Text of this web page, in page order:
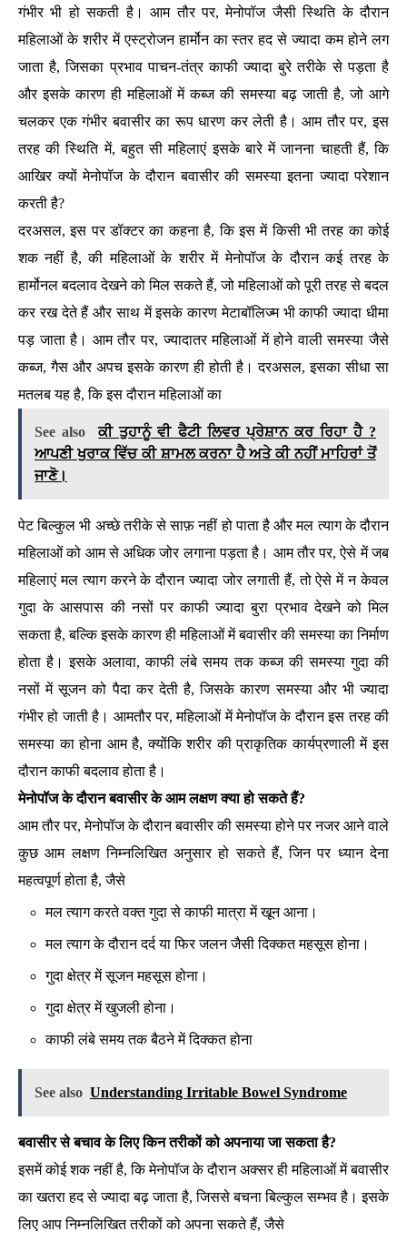
गंभीर भी हो सकती है। आम तौर पर, मेनोपॉज जैसी स्थिति के दौरान
महिलाओं के शरीर में एस्ट्रोजन हार्मोन का स्तर हद से ज्यादा कम होने लग
जाता है, जिसका प्रभाव पाचन-तंत्र काफी ज्यादा बुरे तरीके से पड़ता है
और इसके कारण ही महिलाओं में कब्ज की समस्या बढ़ जाती है, जो आगे
चलकर एक गंभीर बवासीर का रूप धारण कर लेती है। आम तौर पर, इस
तरह की स्थिति में, बहुत सी महिलाएं इसके बारे में जानना चाहती हैं, कि
आखिर क्यों मेनोपॉज के दौरान बवासीर की समस्या इतना ज्यादा परेशान
करती है?
दरअसल, इस पर डॉक्टर का कहना है, कि इस में किसी भी तरह का कोई
शक नहीं है, की महिलाओं के शरीर में मेनोपॉज के दौरान कई तरह के
हार्मोनल बदलाव देखने को मिल सकते हैं, जो महिलाओं को पूरी तरह से बदल
कर रख देते हैं और साथ में इसके कारण मेटाबॉलिज्म भी काफी ज्यादा धीमा
पड़ जाता है। आम तौर पर, ज्यादातर महिलाओं में होने वाली समस्या जैसे
कब्ज, गैस और अपच इसके कारण ही होती है। दरअसल, इसका सीधा सा
मतलब यह है, कि इस दौरान महिलाओं का
See also
ਕੀ ਤੁਹਾਨੂੰ ਵੀ ਫੈਟੀ ਲਿਵਰ ਪ੍ਰੇਸ਼ਾਨ ਕਰ ਰਿਹਾ ਹੈ ?
ਆਪਣੀ ਖੁਰਾਕ ਵਿੱਚ ਕੀ ਸ਼ਾਮਲ ਕਰਨਾ ਹੈ ਅਤੇ ਕੀ ਨਹੀਂ ਮਾਹਿਰਾਂ ਤੋਂ
ਜਾਣੋ।
पेट बिल्कुल भी अच्छे तरीके से साफ़ नहीं हो पाता है और मल त्याग के दौरान
महिलाओं को आम से अधिक जोर लगाना पड़ता है। आम तौर पर, ऐसे में जब
महिलाएं मल त्याग करने के दौरान ज्यादा जोर लगाती हैं, तो ऐसे में न केवल
गुदा के आसपास की नसों पर काफी ज्यादा बुरा प्रभाव देखने को मिल
सकता है, बल्कि इसके कारण ही महिलाओं में बवासीर की समस्या का निर्माण
होता है। इसके अलावा, काफी लंबे समय तक कब्ज की समस्या गुदा की
नसों में सूजन को पैदा कर देती है, जिसके कारण समस्या और भी ज्यादा
गंभीर हो जाती है। आमतौर पर, महिलाओं में मेनोपॉज के दौरान इस तरह की
समस्या का होना आम है, क्योंकि शरीर की प्राकृतिक कार्यप्रणाली में इस
दौरान काफी बदलाव होता है।
मेनोपॉज के दौरान बवासीर के आम लक्षण क्या हो सकते हैं?
आम तौर पर, मेनोपॉज के दौरान बवासीर की समस्या होने पर नजर आने वाले
कुछ आम लक्षण निम्नलिखित अनुसार हो सकते हैं, जिन पर ध्यान देना
महत्वपूर्ण होता है, जैसे
मल त्याग करते वक्त गुदा से काफी मात्रा में खून आना।
मल त्याग के दौरान दर्द या फिर जलन जैसी दिक्कत महसूस होना।
गुदा क्षेत्र में सूजन महसूस होना।
गुदा क्षेत्र में खुजली होना।
काफी लंबे समय तक बैठने में दिक्कत होना
See also Understanding Irritable Bowel Syndrome
बवासीर से बचाव के लिए किन तरीकों को अपनाया जा सकता है?
इसमें कोई शक नहीं है, कि मेनोपॉज के दौरान अक्सर ही महिलाओं में बवासीर
का खतरा हद से ज्यादा बढ़ जाता है, जिससे बचना बिल्कुल सम्भव है। इसके
लिए आप निम्नलिखित तरीकों को अपना सकते हैं, जैसे